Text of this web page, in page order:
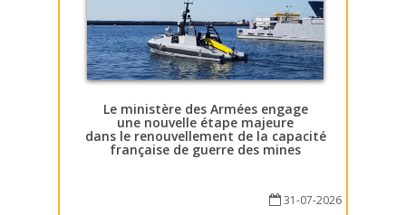
Le ministère des Armées engage
une nouvelle étape majeure
dans le renouvellement de la capacité
française de guerre des mines
31-07-2026